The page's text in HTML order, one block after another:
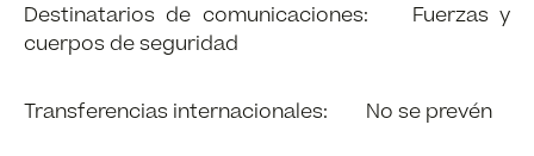
Destinatarios de comunicaciones: Fuerzas y
cuerpos de seguridad
Transferencias internacionales: No se prevén